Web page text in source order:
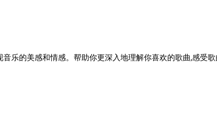
乐的美感和情感。帮助你更深入地理解你喜欢的歌曲,感受